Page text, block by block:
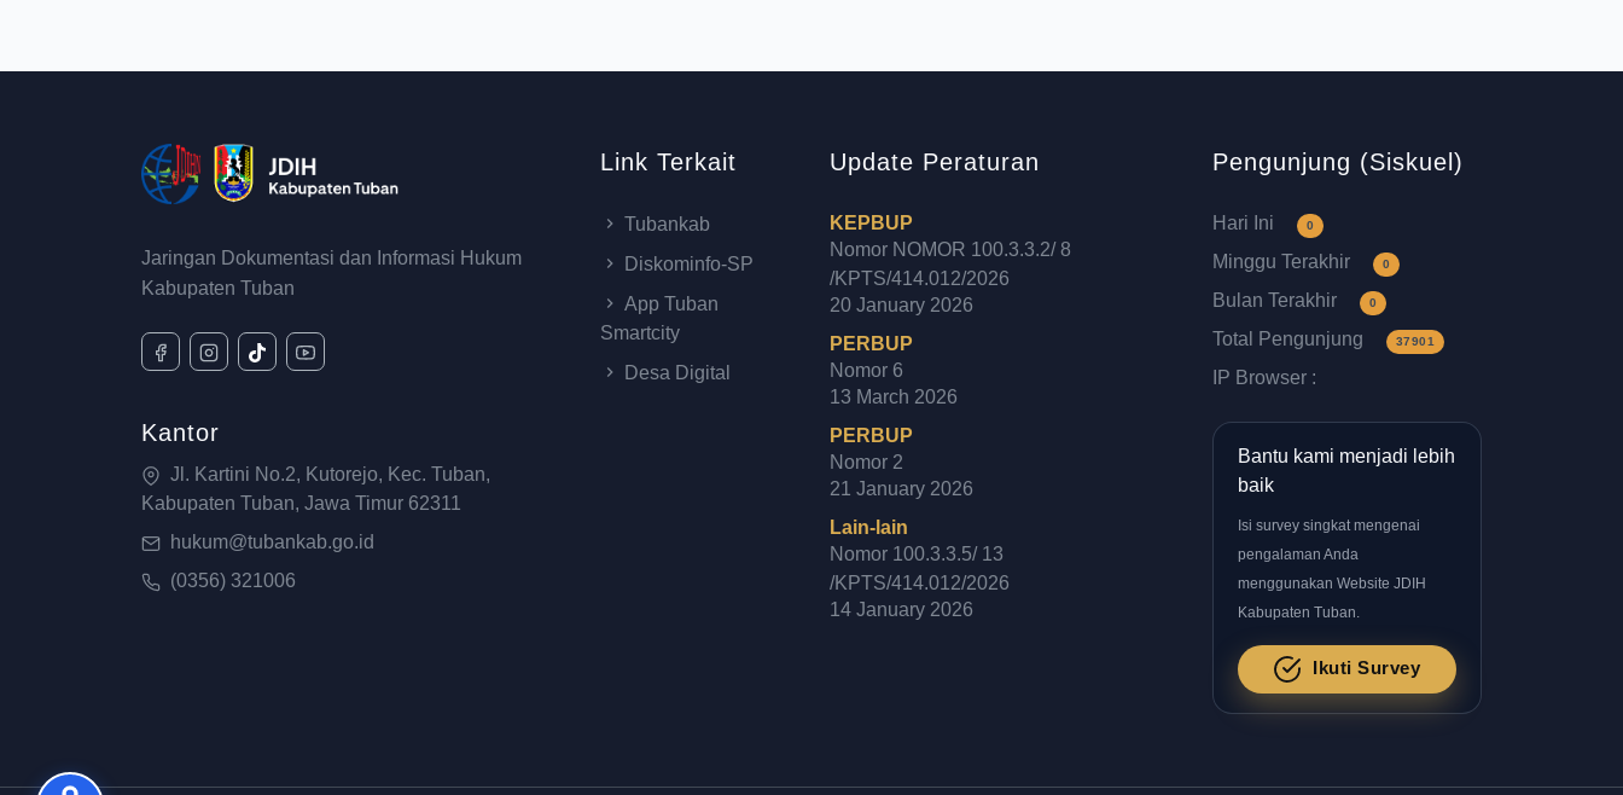
Jaringan Dokumentasi dan Informasi Hukum
Kabupaten Tuban
Kantor
Jl. Kartini No.2, Kutorejo, Kec. Tuban,
Kabupaten Tuban, Jawa Timur 62311
hukum@tubankab.go.id
(0356) 321006
Link Terkait
Tubankab
Diskominfo-SP
App Tuban
Smartcity
Desa Digital
Update Peraturan
KEPBUP
Nomor NOMOR 100.3.3.2/ 8
/KPTS/414.012/2026
20 January 2026
PERBUP
Nomor 6
13 March 2026
PERBUP
Nomor 2
21 January 2026
Lain-lain
Nomor 100.3.3.5/ 13
/KPTS/414.012/2026
14 January 2026
Pengunjung (Siskuel)
Hari Ini 0
Minggu Terakhir 0
Bulan Terakhir 0
Total Pengunjung 37901
IP Browser :
Bantu kami menjadi lebih
baik
Isi survey singkat mengenai
pengalaman Anda
menggunakan Website JDIH
Kabupaten Tuban.
Ikuti Survey